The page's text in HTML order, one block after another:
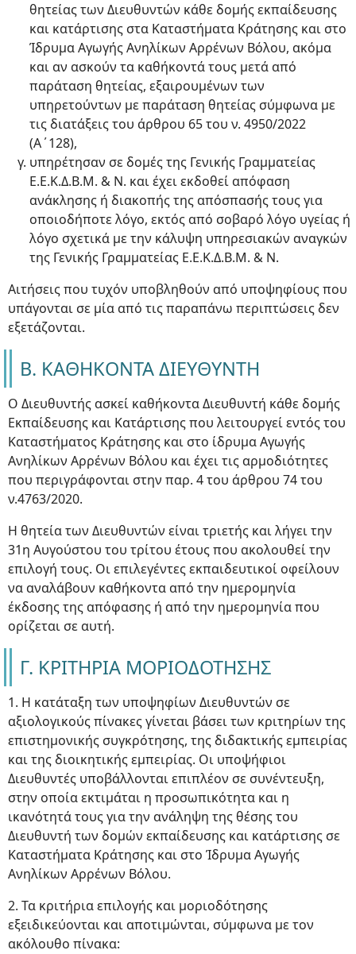
θητείας των Διευθυντών κάθε δομής εκπαίδευσης
και κατάρτισης στα Καταστήματα Κράτησης και στο
Ίδρυμα Αγωγής Ανηλίκων Αρρένων Βόλου, ακόμα
και αν ασκούν τα καθήκοντά τους μετά από
παράταση θητείας, εξαιρουμένων των
υπηρετούντων με παράταση θητείας σύμφωνα με
τις διατάξεις του άρθρου 65 του ν. 4950/2022
(Α΄128),
υπηρέτησαν σε δομές της Γενικής Γραμματείας
Ε.Ε.Κ.Δ.Β.Μ. & Ν. και έχει εκδοθεί απόφαση
ανάκλησης ή διακοπής της απόσπασής τους για
οποιοδήποτε λόγο, εκτός από σοβαρό λόγο υγείας ή
λόγο σχετικά με την κάλυψη υπηρεσιακών αναγκών
της Γενικής Γραμματείας Ε.Ε.Κ.Δ.Β.Μ. & Ν.
Αιτήσεις που τυχόν υποβληθούν από υποψηφίους που
υπάγονται σε μία από τις παραπάνω περιπτώσεις δεν
εξετάζονται.
Β. ΚΑΘΗΚΟΝΤΑ ΔΙΕΥΘΥΝΤΗ
Ο Διευθυντής ασκεί καθήκοντα Διευθυντή κάθε δομής
Εκπαίδευσης και Κατάρτισης που λειτουργεί εντός του
Καταστήματος Κράτησης και στο ίδρυμα Αγωγής
Ανηλίκων Αρρένων Βόλου και έχει τις αρμοδιότητες
που περιγράφονται στην παρ. 4 του άρθρου 74 του
ν.4763/2020.
Η θητεία των Διευθυντών είναι τριετής και λήγει την
31η Αυγούστου του τρίτου έτους που ακολουθεί την
επιλογή τους. Οι επιλεγέντες εκπαιδευτικοί οφείλουν
να αναλάβουν καθήκοντα από την ημερομηνία
έκδοσης της απόφασης ή από την ημερομηνία που
ορίζεται σε αυτή.
Γ. ΚΡΙΤΗΡΙΑ ΜΟΡΙΟΔΟΤΗΣΗΣ
1. Η κατάταξη των υποψηφίων Διευθυντών σε
αξιολογικούς πίνακες γίνεται βάσει των κριτηρίων της
επιστημονικής συγκρότησης, της διδακτικής εμπειρίας
και της διοικητικής εμπειρίας. Οι υποψήφιοι
Διευθυντές υποβάλλονται επιπλέον σε συνέντευξη,
στην οποία εκτιμάται η προσωπικότητα και η
ικανότητά τους για την ανάληψη της θέσης του
Διευθυντή των δομών εκπαίδευσης και κατάρτισης σε
Καταστήματα Κράτησης και στο Ίδρυμα Αγωγής
Ανηλίκων Αρρένων Βόλου.
2. Τα κριτήρια επιλογής και μοριοδότησης
εξειδικεύονται και αποτιμώνται, σύμφωνα με τον
ακόλουθο πίνακα: